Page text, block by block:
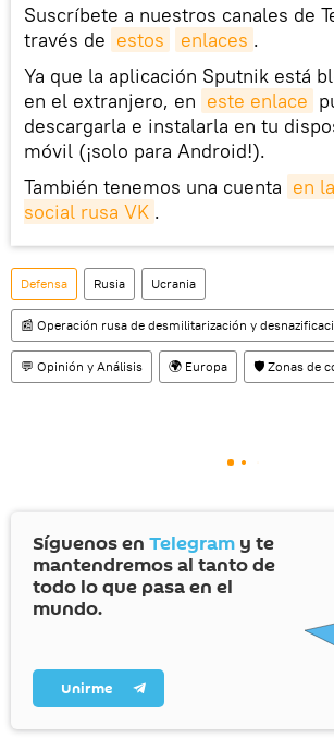
Suscríbete a nuestros canales de
través de estos enlaces .
Ya que la aplicación Sputnik está
en el extranjero, en este enlace
descargarla e instalarla en tu
móvil (¡solo para Android!).
También tenemos una cuenta en
social rusa VK .
Defensa Rusia Ucrania
📰 Operación rusa de desmilitarización y
💬 Opinión y Análisis 🌍 Europa 🛡️ Zonas de
Síguenos en Telegram y te
mantendremos al tanto de
todo lo que pasa en el
mundo.
Unirme